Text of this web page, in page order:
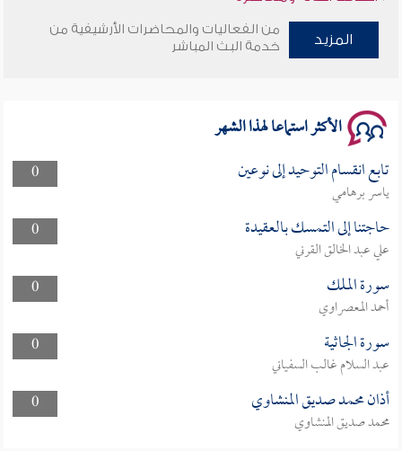
وأمنهم من خوف 9
المزيد
من الفعاليات والمحاضرات الأرشيفية من
خدمة البث المباشر
الأكثر استماعا لهذا الشهر
0 تابع انقسام التوحيد إلى نوعين
ياسر برهامي
0
حاجتنا إلى التمسك بالعقيدة
علي عبد الخالق القرني
0
سورة الملك
أحمد المعصراوي
0
سورة الجاثية
عبد السلام غالب السفياني
0
أذان محمد صديق المنشاوي
محمد صديق المنشاوي